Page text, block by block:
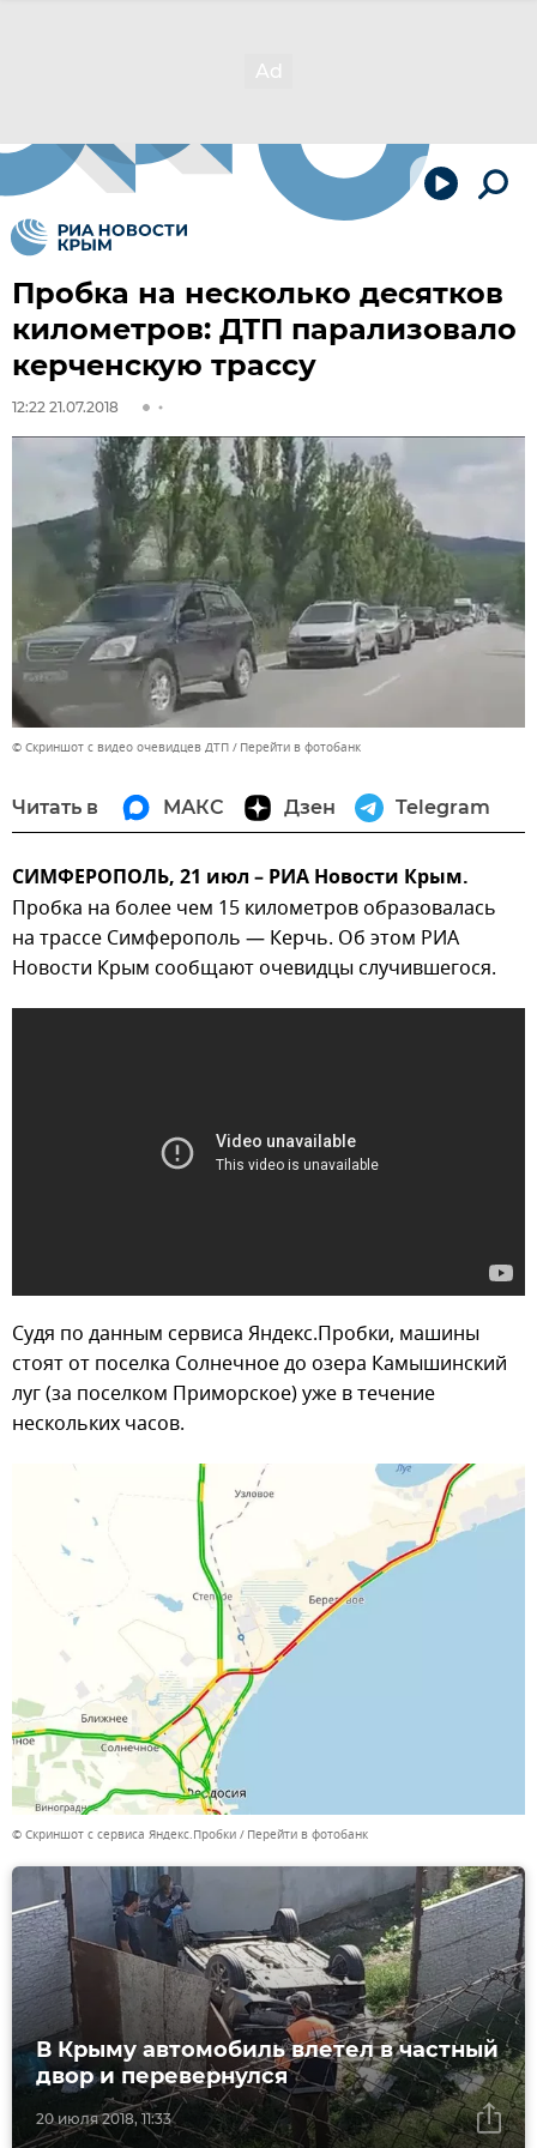
Пробка на несколько десятков
километров: ДТП парализовало
керченскую трассу
12:22 21.07.2018
© Скриншот с видео очевидцев ДТП Перейти в фотобанк
Читать в МАКС Дзен Telegram
СИМФЕРОПОЛЬ, 21 июл – РИА Новости Крым.
Пробка на более чем 15 километров образовалась
на трассе Симферополь — Керчь. Об этом РИА
Новости Крым сообщают очевидцы случившегося.
Судя по данным сервиса Яндекс.Пробки, машины
стоят от поселка Солнечное до озера Камышинский
луг (за поселком Приморское) уже в течение
нескольких часов.
© Скриншот с сервиса Яндекс.Пробки Перейти в фотобанк
20 июля 2018, 11:33
В Крыму автомобиль влетел в частный
двор и перевернулся